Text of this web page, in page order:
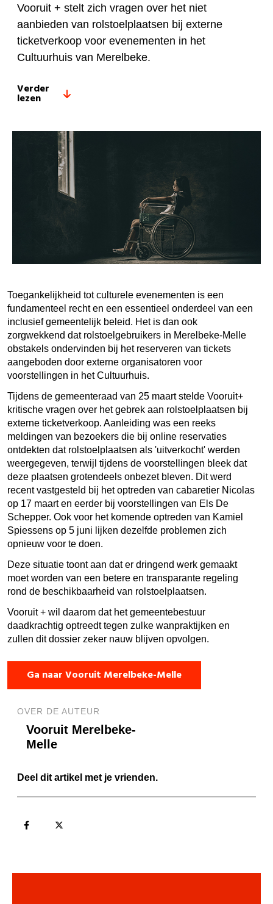
Vooruit + stelt zich vragen over het niet
aanbieden van rolstoelplaatsen bij externe
ticketverkoop voor evenementen in het
Cultuurhuis van Merelbeke.
Verder
lezen
Toegankelijkheid tot culturele evenementen is een
fundamenteel recht en een essentieel onderdeel van een
inclusief gemeentelijk beleid. Het is dan ook
zorgwekkend dat rolstoelgebruikers in Merelbeke-Melle
obstakels ondervinden bij het reserveren van tickets
aangeboden door externe organisatoren voor
voorstellingen in het Cultuurhuis.
Tijdens de gemeenteraad van 25 maart stelde Vooruit+
kritische vragen over het gebrek aan rolstoelplaatsen bij
externe ticketverkoop. Aanleiding was een reeks
meldingen van bezoekers die bij online reservaties
ontdekten dat rolstoelplaatsen als 'uitverkocht' werden
weergegeven, terwijl tijdens de voorstellingen bleek dat
deze plaatsen grotendeels onbezet bleven. Dit werd
recent vastgesteld bij het optreden van cabaretier Nicolas
op 17 maart en eerder bij voorstellingen van Els De
Schepper. Ook voor het komende optreden van Kamiel
Spiessens op 5 juni lijken dezelfde problemen zich
opnieuw voor te doen.
Deze situatie toont aan dat er dringend werk gemaakt
moet worden van een betere en transparante regeling
rond de beschikbaarheid van rolstoelplaatsen.
Vooruit + wil daarom dat het gemeentebestuur
daadkrachtig optreedt tegen zulke wanpraktijken en
zullen dit dossier zeker nauw blijven opvolgen.
Ga naar Vooruit Merelbeke-Melle
OVER DE AUTEUR
Vooruit Merelbeke-
Melle
Deel dit artikel met je vrienden.